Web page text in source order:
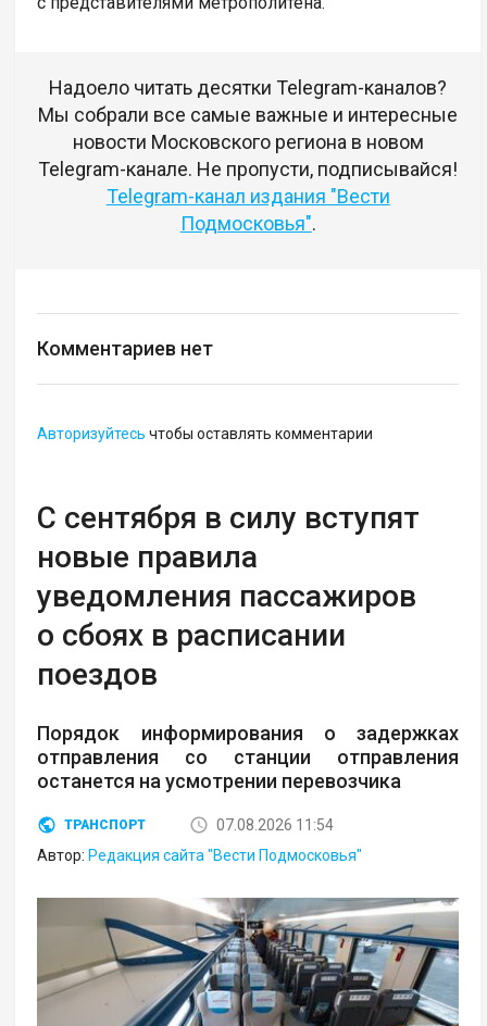
Надоело читать десятки Telegram-каналов?
Мы собрали все самые важные и интересные
новости Московского региона в новом
Telegram-канале. Не пропусти, подписывайся!
Telegram-канал издания "Вести
Подмосковья".
Комментариев нет
Авторизуйтесь чтобы оставлять комментарии
С сентября в силу вступят
новые правила
уведомления пассажиров
о сбоях в расписании
поездов
Порядок информирования о задержках
отправления со станции отправления
останется на усмотрении перевозчика
ТРАНСПОРТ
07.08.2026 11:54
Автор: Редакция сайта "Вести Подмосковья"